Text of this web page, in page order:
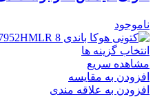
ناموجود
انتخاب گزینه ها
مشاهده سریع
افزودن به مقایسه
افزودن به علاقه مندی